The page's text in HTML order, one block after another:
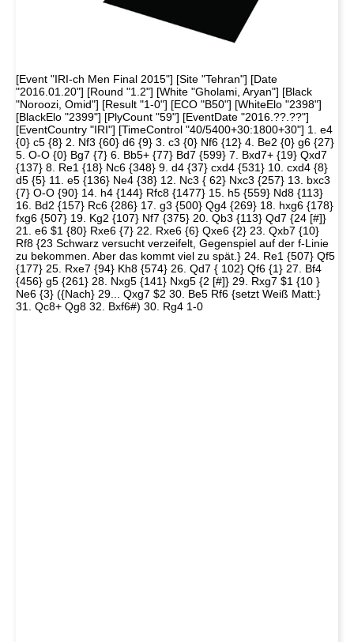
[Event "IRI-ch Men Final 2015"] [Site "Tehran"] [Date
"2016.01.20"] [Round "1.2"] [White "Gholami, Aryan"] [Black
"Noroozi, Omid"] [Result "1-0"] [ECO "B50"] [WhiteElo "2398"]
[BlackElo "2399"] [PlyCount "59"] [EventDate "2016.??.??"]
[EventCountry "IRI"] [TimeControl "40/5400+30:1800+30"] 1. e4
{0} c5 {8} 2. Nf3 {60} d6 {9} 3. c3 {0} Nf6 {12} 4. Be2 {0} g6 {27}
5. O-O {0} Bg7 {7} 6. Bb5+ {77} Bd7 {599} 7. Bxd7+ {19} Qxd7
{137} 8. Re1 {18} Nc6 {348} 9. d4 {37} cxd4 {531} 10. cxd4 {8}
d5 {5} 11. e5 {136} Ne4 {38} 12. Nc3 { 62} Nxc3 {257} 13. bxc3
{7} O-O {90} 14. h4 {144} Rfc8 {1477} 15. h5 {559} Nd8 {113}
16. Bd2 {157} Rc6 {286} 17. g3 {500} Qg4 {269} 18. hxg6 {178}
fxg6 {507} 19. Kg2 {107} Nf7 {375} 20. Qb3 {113} Qd7 {24 [#]}
21. e6 $1 {80} Rxe6 {7} 22. Rxe6 {6} Qxe6 {2} 23. Qxb7 {10}
Rf8 {23 Schwarz versucht verzeifelt, Gegenspiel auf der f-Linie
zu bekommen. Aber das kommt viel zu spät.} 24. Re1 {507} Qf5
{177} 25. Rxe7 {94} Kh8 {574} 26. Qd7 { 102} Qf6 {1} 27. Bf4
{456} g5 {261} 28. Nxg5 {141} Nxg5 {2 [#]} 29. Rxg7 $1 {10 }
Ne6 {3} ({Nach} 29... Qxg7 $2 30. Be5 Rf6 {setzt Weiß Matt:}
31. Qc8+ Qg8 32. Bxf6#) 30. Rg4 1-0